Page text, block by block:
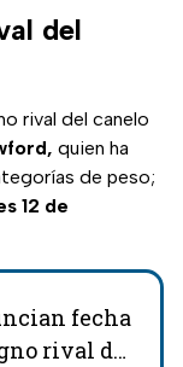
del
rival del canelo
quien ha
de peso;
12 de
fecha
rival de